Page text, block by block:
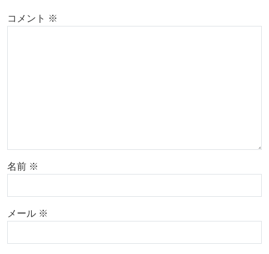
コメント ※
名前 ※
メール ※